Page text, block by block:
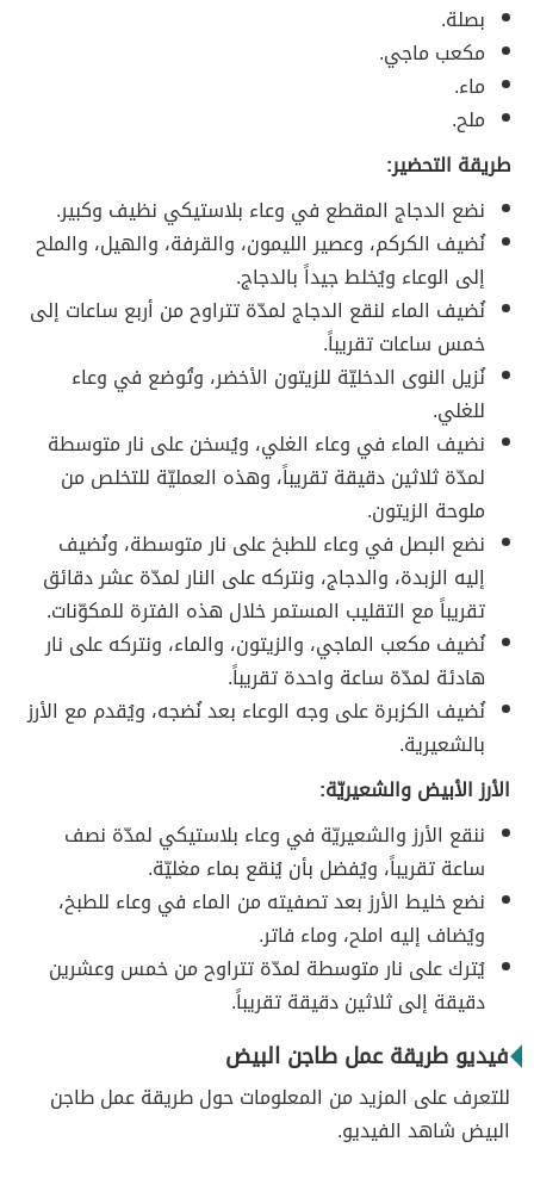
بصلة.
مكعب ماجي.
ماء.
ملح.
طريقة التحضير:
نضع الدجاج المقطع في وعاء بلاستيكي نظيف وكبير.
نُضيف الكركم، وعصير الليمون، والقرفة، والهيل، والملح
إلى الوعاء ويُخلط جيداً بالدجاج.
نُضيف الماء لنقع الدجاج لمدّة تتراوح من أربع ساعات إلى
خمس ساعات تقريباً.
نُزيل النوى الدخليّة للزيتون الأخضر، وتُوضع في وعاء
للغلي.
نضيف الماء في وعاء الغلي، ويُسخن على نار متوسطة
لمدّة ثلاثين دقيقة تقريباً، وهذه العمليّة للتخلص من
ملوحة الزيتون.
نضع البصل في وعاء للطبخ على نار متوسطة، ونُضيف
إليه الزبدة، والدجاج، ونتركه على النار لمدّة عشر دقائق
تقريباً مع التقليب المستمر خلال هذه الفترة للمكوّنات.
نُضيف مكعب الماجي، والزيتون، والماء، ونتركه على نار
هادئة لمدّة ساعة واحدة تقريباً.
نُضيف الكزبرة على وجه الوعاء بعد نُضجه، ويُقدم مع الأرز
بالشعيرية.
الأرز الأبيض والشعيريّة:
ننقع الأرز والشعيريّة في وعاء بلاستيكي لمدّة نصف
ساعة تقريباً، ويُفضل بأن يُنقع بماء مغليّة.
نضع خليط الأرز بعد تصفيته من الماء في وعاء للطبخ،
ويُضاف إليه املح، وماء فاتر.
يُترك على نار متوسطة لمدّة تتراوح من خمس وعشرين
دقيقة إلى ثلاثين دقيقة تقريباً.
فيديو طريقة عمل طاجن البيض
للتعرف على المزيد من المعلومات حول طريقة عمل طاجن
البيض شاهد الفيديو.